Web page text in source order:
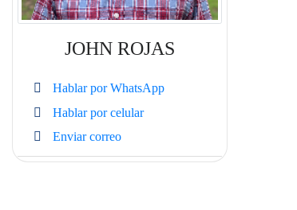
JOHN ROJAS
Hablar por WhatsApp
Hablar por celular
Enviar correo